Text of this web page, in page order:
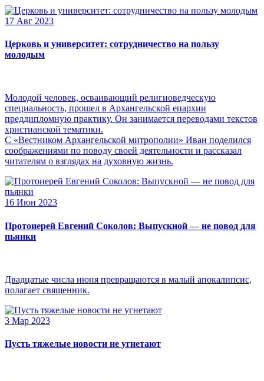
17 Авг 2023
Церковь и университет: сотрудничество на пользу
молодым
Молодой человек, осваивающий религиоведческую
специальность, прошел в Архангельской епархии
преддипломную практику. Он занимается переводами текстов
христианской тематики.
С «Вестником Архангельской митрополии» Иван поделился
соображениями по поводу своей деятельности и рассказал
читателям о взглядах на духовную жизнь.
16 Июн 2023
Протоиерей Евгений Соколов: Выпускной — не повод для
пьянки
Двадцатые числа июня превращаются в малый апокалипсис,
полагает священник.
3 Мар 2023
Пусть тяжелые новости не угнетают